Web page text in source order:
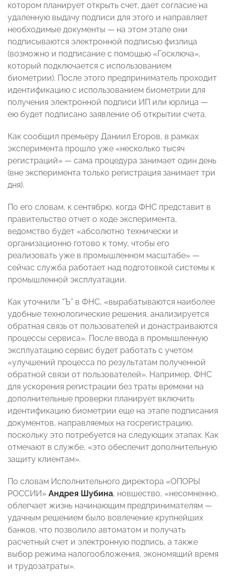
котором планирует открыть счет, дает согласие на
удаленную выдачу подписи для этого и направляет
необходимые документы — на этом этапе они
подписываются электронной подписью физлица
(возможно и подписание с помощью «Госключа»,
который подключается с использованием
биометрии). После этого предприниматель проходит
идентификацию с использованием биометрии для
получения электронной подписи ИП или юрлица —
ею будет подписано заявление об открытии счета.
Как сообщил премьеру Даниил Егоров, в рамках
эксперимента прошло уже «несколько тысяч
регистраций» — сама процедура занимает один день
(вне эксперимента только регистрация занимает три
дня).
По его словам, к сентябрю, когда ФНС представит в
правительство отчет о ходе эксперимента,
ведомство будет «абсолютно технически и
организационно готово к тому, чтобы его
реализовать уже в промышленном масштабе» —
сейчас служба работает над подготовкой системы к
промышленной эксплуатации.
Как уточнили “Ъ” в ФНС, «вырабатываются наиболее
удобные технологические решения, анализируется
обратная связь от пользователей и донастраиваются
процессы сервиса». После ввода в промышленную
эксплуатацию сервис будет работать с учетом
«улучшений процесса по результатам полученной
обратной связи от пользователей». Например, ФНС
для ускорения регистрации без траты времени на
дополнительные проверки планирует включить
идентификацию биометрии еще на этапе подписания
документов, направляемых на госрегистрацию,
поскольку это потребуется на следующих этапах. Как
отмечают в службе, «это обеспечит дополнительную
защиту клиентам».
По словам Исполнительного директора «ОПОРЫ
РОССИИ» Андрея Шубина, новшество, «несомненно,
облегчает жизнь начинающим предпринимателям —
удачным решением было вовлечение крупнейших
банков, что позволило автоматом и получать
расчетный счет и электронную подпись, а также
выбор режима налогообложения, экономящий время
и трудозатраты».